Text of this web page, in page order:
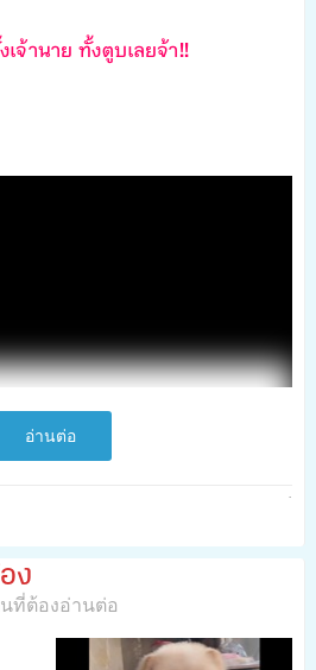
จ้านาย ทั้งตูบเลยจ้า!!
อ่านต่อ
·
ง
ที่ต้องอ่านต่อ